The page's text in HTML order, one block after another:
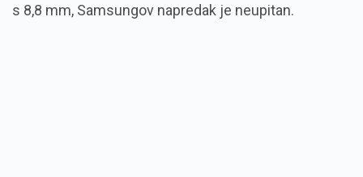
s 8,8 mm, Samsungov napredak je neupitan.